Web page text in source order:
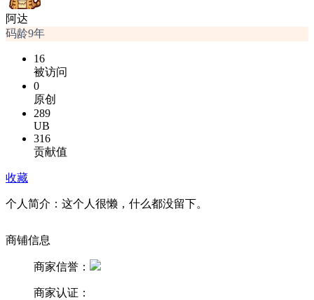
阿达
码龄9年
16
被访问
0
原创
289
UB
316
贡献值
收藏
个人简介： 这个人很懒，什么都没留下。
商铺信息
商家信誉：
商家认证：